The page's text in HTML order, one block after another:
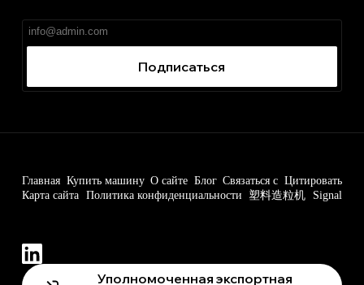
Подписаться
Главная Купить машину О сайте Блог Связаться с Цитировать
Карта сайта Политика конфиденциальности 塑料造粒机 Signal
Уполномоченная экспортная